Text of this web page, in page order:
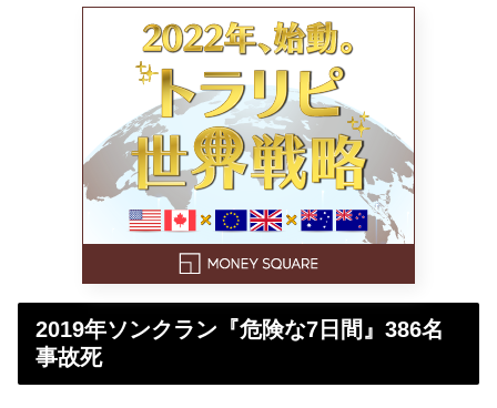
2019年ソンクラン『危険な7日間』386名
事故死